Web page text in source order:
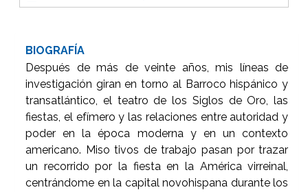
BIOGRAFÍA
Después de más de veinte años, mis líneas de
investigación giran en torno al Barroco hispánico y
transatlántico, el teatro de los Siglos de Oro, las
fiestas, el efímero y las relaciones entre autoridad y
poder en la época moderna y en un contexto
americano. Miso tivos de trabajo pasan por trazar
un recorrido por la fiesta en la América virreinal,
centrándome en la capital novohispana durante los